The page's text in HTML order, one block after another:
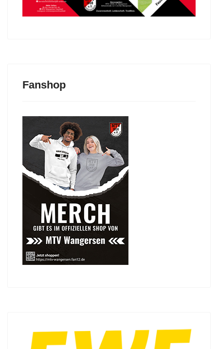
Fanshop